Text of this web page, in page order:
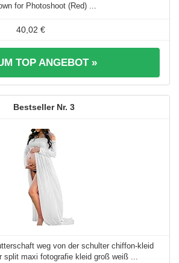
for Photoshoot (Red) ...
40,02 €
TOP ANGEBOT »
3
weg von der schulter chiffon-kleid
split maxi fotografie kleid groß weiß ...